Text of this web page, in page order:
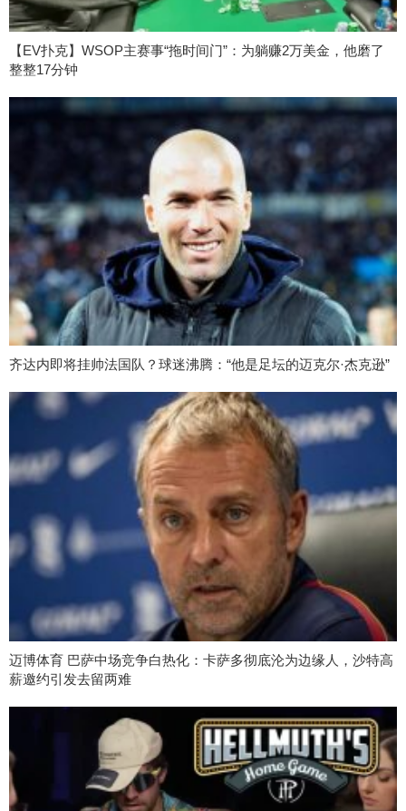
【EV扑克】WSOP主赛事“拖时间门”：为躺赚2万美金，他磨了
整整17分钟
齐达内即将挂帅法国队？球迷沸腾：“他是足坛的迈克尔·杰克逊”
迈博体育 巴萨中场竞争白热化：卡萨多彻底沦为边缘人，沙特高
薪邀约引发去留两难